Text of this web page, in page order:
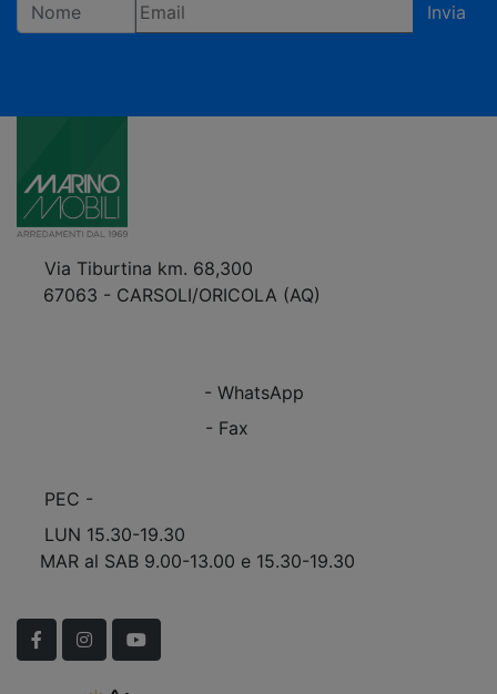
Invia
Via Tiburtina km. 68,300
67063 - CARSOLI/ORICOLA (AQ)
- WhatsApp
- Fax
PEC -
LUN 15.30-19.30
MAR al SAB 9.00-13.00 e 15.30-19.30
FacebookInstagramYouTube